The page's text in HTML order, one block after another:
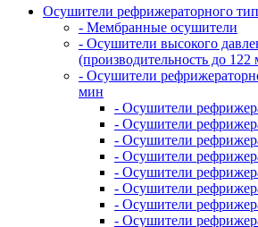
Осушители рефрижераторного
- Мембранные осушители
- Осушители высокого
(производительность до
- Осушители
мин
- Осушители
- Осушители
- Осушители
- Осушители
- Осушители
- Осушители
- Осушители
- Осушители